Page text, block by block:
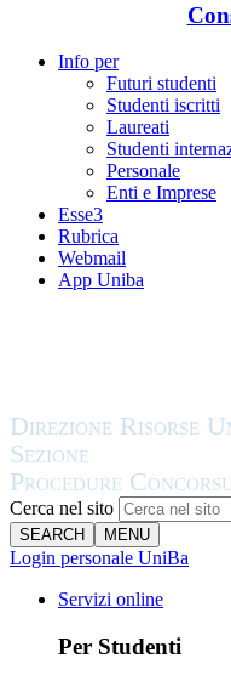
Info per
Futuri studenti
Studenti iscritti
Laureati
Studenti
Personale
Enti e Imprese
Esse3
Rubrica
Webmail
App Uniba
Cerca nel sito
SEARCH MENU
Login personale UniBa
Servizi online
Per Studenti